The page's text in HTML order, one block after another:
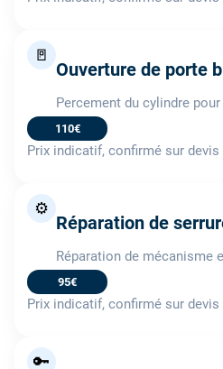
🚪
Ouverture de porte
Percement du cylindre
110€
Prix indicatif, confirmé sur
⚙️
Réparation de
Réparation de mécanisme
95€
Prix indicatif, confirmé sur
🔑